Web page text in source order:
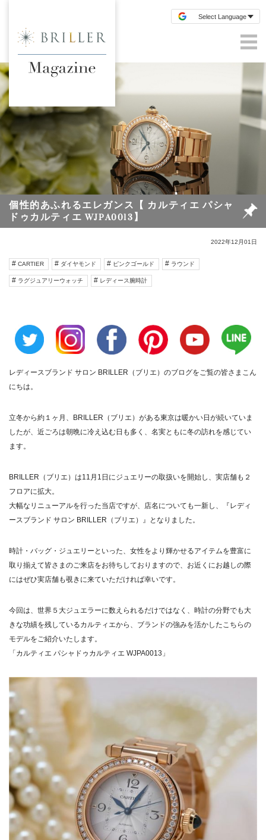
個性的あふれるエレガンス【 カルティエ パシャ
ドゥカルティエ WJPA0013】
2022年12月01日
CARTIER ダイヤモンド ピンクゴールド ラウンド
ラグジュアリーウォッチ レディース腕時計
レディースブランド サロン BRILLER（ブリエ）のブログをご覧の皆さまこん
にちは。
立冬から約１ヶ月、BRILLER（ブリエ）がある東京は暖かい日が続いていま
したが、近ごろは朝晩に冷え込む日も多く、名実ともに冬の訪れを感じてい
ます。
BRILLER（ブリエ）は11月1日にジュエリーの取扱いを開始し、実店舗も２
フロアに拡大。
大幅なリニューアルを行った当店ですが、店名についても一新し、『レディ
ースブランド サロン BRILLER（ブリエ） 』となりました。
時計・バッグ・ジュエリーといった、女性をより輝かせるアイテムを豊富に
取り揃えて皆さまのご来店をお待ちしておりますので、お近くにお越しの際
にはぜひ実店舗も覗きに来ていただければ幸いです。
今回は、世界５大ジュエラーに数えられるだけではなく、時計の分野でも大
きな功績を残しているカルティエから、ブランドの強みを活かしたこちらの
モデルをご紹介いたします。
「 カルティエ パシャドゥカルティエ WJPA0013 」